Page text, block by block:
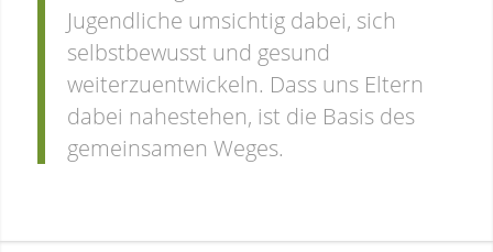
Jugendliche umsichtig dabei, sich
selbstbewusst und gesund
weiterzuentwickeln. Dass uns Eltern
dabei nahestehen, ist die Basis des
gemeinsamen Weges.